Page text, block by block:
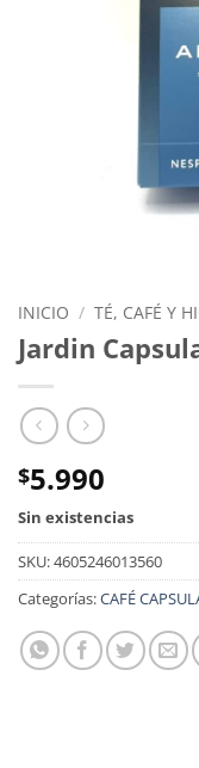
INICIO / TÉ, CAFÉ Y
Jardin
$5.990
Sin existencias
SKU:4605246013560
Categorías:CAFÉ